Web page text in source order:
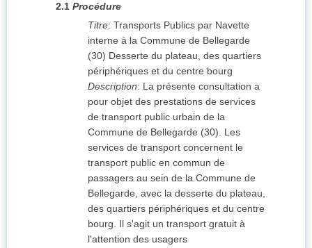
2.1 Procédure
Titre: Transports Publics par Navette
interne à la Commune de Bellegarde
(30) Desserte du plateau, des quartiers
périphériques et du centre bourg
Description: La présente consultation a
pour objet des prestations de services
de transport public urbain de la
Commune de Bellegarde (30). Les
services de transport concernent le
transport public en commun de
passagers au sein de la Commune de
Bellegarde, avec la desserte du plateau,
des quartiers périphériques et du centre
bourg. Il s'agit un transport gratuit à
l'attention des usagers